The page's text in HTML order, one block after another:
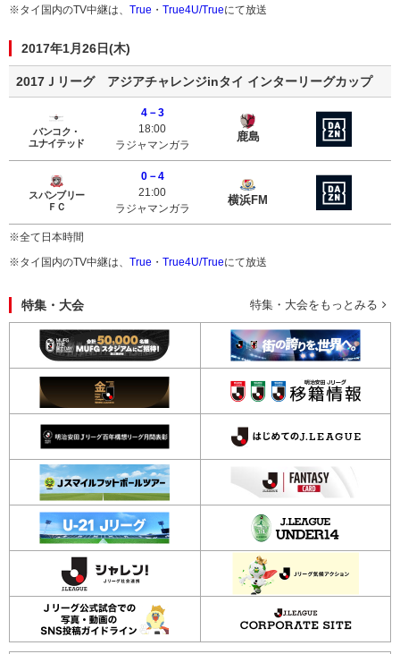
※タイ国内のTV中継は、 True ・ True4U/Trueにて放送
2017年1月26日(木)
2017Ｊリーグ アジアチャレンジinタイ インターリーグカップ
バンコク・ユナイテッド
バンコク・
ユナイテッド
4－3
18:00
ラジャマンガラ
鹿島
鹿島アントラーズ
スパンブリーＦＣ
スパンブリー
ＦＣ
0－4
21:00
ラジャマンガラ
横浜FM
※全て日本時間
※タイ国内のTV中継は、 True ・ True4U/Trueにて放送
特集・大会 特集・大会をもっとみる